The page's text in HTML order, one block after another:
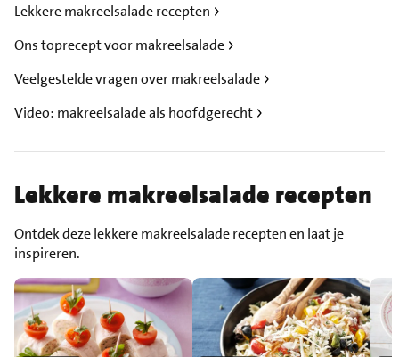
Lekkere makreelsalade recepten
Ons toprecept voor makreelsalade
Veelgestelde vragen over makreelsalade
Video: makreelsalade als hoofdgerecht
Lekkere makreelsalade recepten
Ontdek deze lekkere makreelsalade recepten en laat je
inspireren.